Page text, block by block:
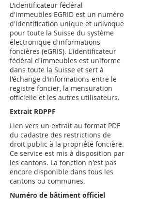
L'identificateur fédéral
d'immeubles EGRID est un numéro
d'identification unique et univoque
pour toute la Suisse du système
électronique d'informations
foncières (eGRIS). L'identificateur
fédéral d'immeubles est uniforme
dans toute la Suisse et sert à
l'échange d'informations entre le
registre foncier, la mensuration
officielle et les autres utilisateurs.
Extrait RDPPF
Lien vers un extrait au format PDF
du cadastre des restrictions de
droit public à la propriété foncière.
Ce service est mis à disposition par
les cantons. La fonction n'est pas
encore disponible dans tous les
cantons ou communes.
Numéro de bâtiment officiel